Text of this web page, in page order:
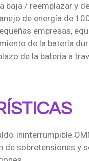
baja / reemplazar y
de energía de
empresas,
de la batería
de la batería a
Ininterrumpible
de sobretensiones y